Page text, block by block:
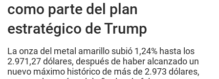
como parte del plan
estratégico de Trump
La onza del metal amarillo subió 1,24% hasta los
2.971,27 dólares, después de haber alcanzado un
nuevo máximo histórico de más de 2.973 dólares,